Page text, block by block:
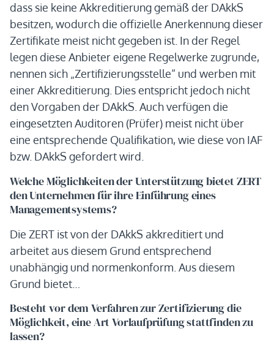
dass sie keine Akkreditierung gemäß der DAkkS
besitzen, wodurch die offizielle Anerkennung dieser
Zertifikate meist nicht gegeben ist. In der Regel
legen diese Anbieter eigene Regelwerke zugrunde,
nennen sich „Zertifizierungsstelle“ und werben mit
einer Akkreditierung. Dies entspricht jedoch nicht
den Vorgaben der DAkkS. Auch verfügen die
eingesetzten Auditoren (Prüfer) meist nicht über
eine entsprechende Qualifikation, wie diese von IAF
bzw. DAkkS gefordert wird.
Welche Möglichkeiten der Unterstützung bietet ZERT
den Unternehmen für ihre Einführung eines
Managementsystems?
Die ZERT ist von der DAkkS akkreditiert und
arbeitet aus diesem Grund entsprechend
unabhängig und normenkonform. Aus diesem
Grund bietet…
Besteht vor dem Verfahren zur Zertifizierung die
Möglichkeit, eine Art Vorlaufprüfung stattfinden zu
lassen?